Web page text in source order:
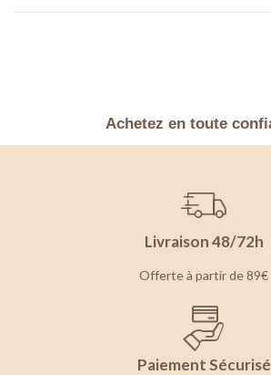
Achetez en toute
Livraison 48/72h
Offerte à partir de 89€
Paiement Sécurisé